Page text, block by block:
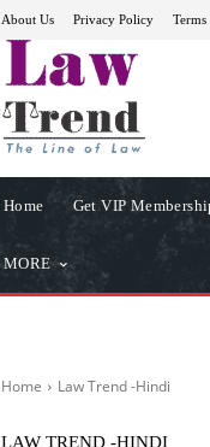
About Us Privacy Policy Terms
Home Get VIP
MORE
Home Law Trend -Hindi
LAW TREND -HINDI